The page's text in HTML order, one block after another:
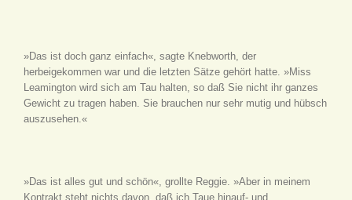
»Das ist doch ganz einfach«, sagte Knebworth, der
herbeigekommen war und die letzten Sätze gehört hatte. »Miss
Leamington wird sich am Tau halten, so daß Sie nicht ihr ganzes
Gewicht zu tragen haben. Sie brauchen nur sehr mutig und hübsch
auszusehen.«
»Das ist alles gut und schön«, grollte Reggie. »Aber in meinem
Kontrakt steht nichts davon, daß ich Taue hinauf- und